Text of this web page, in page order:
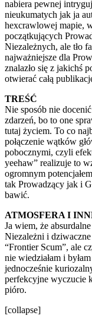
nabiera pewnej
nieukumatych jak ja
hexcrawlowej mapie,
początkujących
Niezależnych, ale tło
najważniejsze dla
znalazło się z jakichś
otwierać całą
TREŚĆ
Nie sposób nie
zdarzeń, bo to one
tutaj życiem. To co
połączenie wątków
pobocznymi, czyli
yeehaw” realizuje to
ogromnym
tak Prowadzący jak i
bawić.
ATMOSFERA I
Ja wiem, że
Niezależni i
“Frontier Scum”, ale
nie wiedziałam i
jednocześnie
perfekcyjne wyczucie
pióro.
[collapse]